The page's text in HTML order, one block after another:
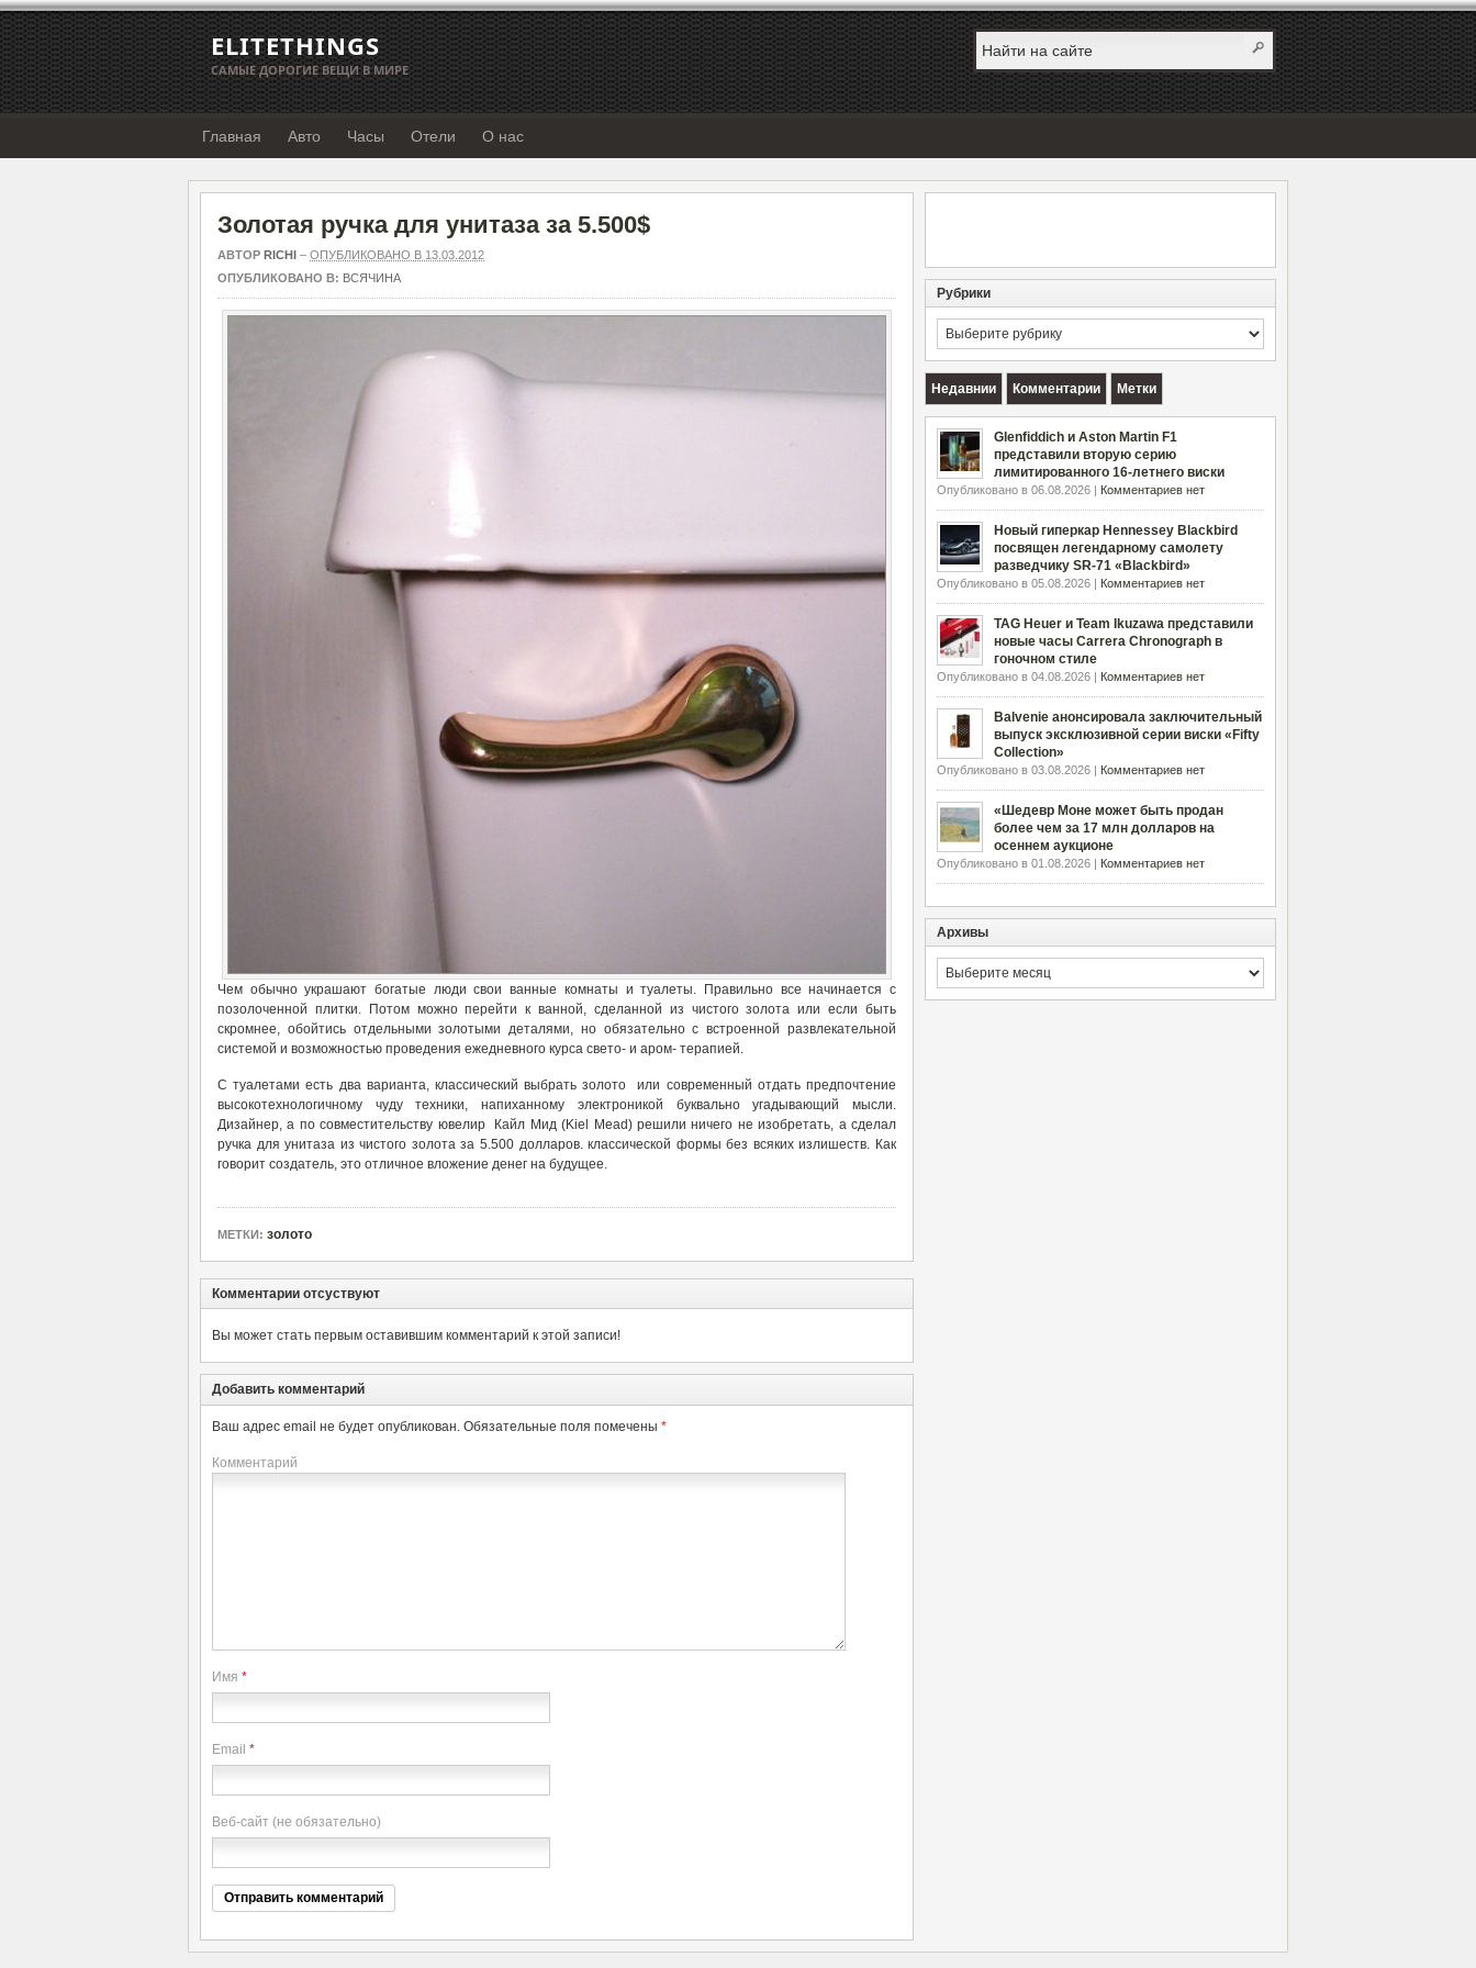
ELITETHINGS
САМЫЕ ДОРОГИЕ ВЕЩИ В МИРЕ
Главная Авто Часы Отели О нас
Золотая ручка для унитаза за 5.500$
АВТОР RICHI – ОПУБЛИКОВАНО В 13.03.2012
ОПУБЛИКОВАНО В: ВСЯЧИНА
Чем обычно украшают богатые люди свои ванные комнаты и туалеты. Правильно все начинается с
позолоченной плитки. Потом можно перейти к ванной, сделанной из чистого золота или если быть
скромнее, обойтись отдельными золотыми деталями, но обязательно с встроенной развлекательной
системой и возможностью проведения ежедневного курса свето- и аром- терапией.
С туалетами есть два варианта, классический выбрать золото или современный отдать предпочтение
высокотехнологичному чуду техники, напиханному электроникой буквально угадывающий мысли.
Дизайнер, а по совместительству ювелир Кайл Мид (Kiel Mead) решили ничего не изобретать, а сделал
ручка для унитаза из чистого золота за 5.500 долларов. классической формы без всяких излишеств. Как
говорит создатель, это отличное вложение денег на будущее.
МЕТКИ: золото
Комментарии отсуствуют
Вы может стать первым оставившим комментарий к этой записи!
Добавить комментарий
Ваш адрес email не будет опубликован. Обязательные поля помечены *
Комментарий
Имя *
Email *
Веб-сайт (не обязательно)
Рубрики
Рубрики
Недавнии Комментарии Метки
Glenfiddich и Aston Martin F1
представили вторую серию
лимитированного 16-летнего виски
Опубликовано в 06.08.2026 | Комментариев нет
Новый гиперкар Hennessey Blackbird
посвящен легендарному самолету
разведчику SR-71 «Blackbird»
Опубликовано в 05.08.2026 | Комментариев нет
TAG Heuer и Team Ikuzawa представили
новые часы Carrera Chronograph в
гоночном стиле
Опубликовано в 04.08.2026 | Комментариев нет
Balvenie анонсировала заключительный
выпуск эксклюзивной серии виски «Fifty
Collection»
Опубликовано в 03.08.2026 | Комментариев нет
«Шедевр Моне может быть продан
более чем за 17 млн долларов на
осеннем аукционе
Опубликовано в 01.08.2026 | Комментариев нет
Архивы
Архивы